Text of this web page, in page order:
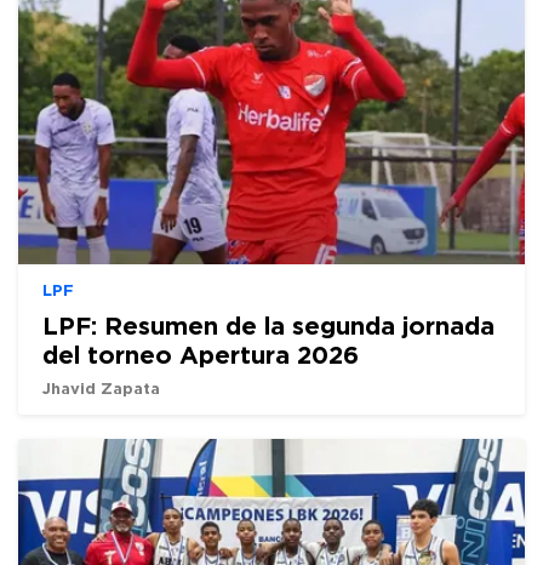
LPF
LPF: Resumen de la segunda jornada
del torneo Apertura 2026
Jhavid Zapata